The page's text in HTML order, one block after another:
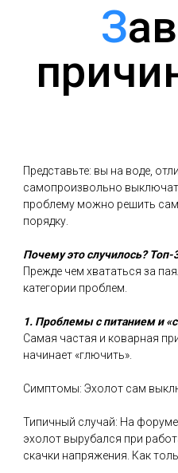
Завис эхолот Garmin: ищем
Представьте: вы на воде,
самопроизвольно
проблему можно решить
порядку.
Почему это случилось?
Прежде чем хвататься за
категории проблем.
1. Проблемы с питанием и
Самая частая и коварная
начинает «глючить».
Симптомы: Эхолот сам
Типичный случай: На
эхолот вырубался при
скачки напряжения. Как